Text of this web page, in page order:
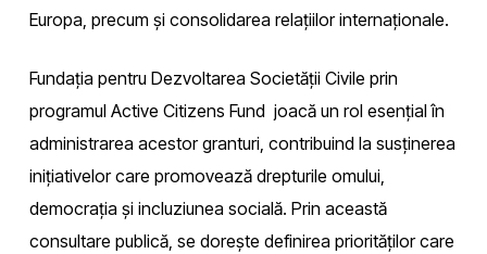
Europa, precum și consolidarea relațiilor internaționale.
Fundația pentru Dezvoltarea Societății Civile prin
programul Active Citizens Fund joacă un rol esențial în
administrarea acestor granturi, contribuind la susținerea
inițiativelor care promovează drepturile omului,
democrația și incluziunea socială. Prin această
consultare publică, se dorește definirea priorităților care